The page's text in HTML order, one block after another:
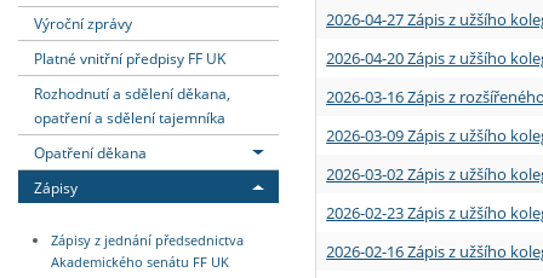
Absolventi fakulty
Vyjíždějící zaměstnanci
Výroční zprávy
Platné vnitřní předpisy FF UK
Rozhodnutí a sdělení děkana,
opatření a sdělení tajemníka
Opatření děkana
Zápisy
Zápisy z jednání předsednictva
Akademického senátu FF UK
2026-04-27 Zápis z užšího
2026-04-20 Zápis z užšího
2026-03-16 Zápis z
2026-03-09 Zápis z užšího
2026-03-02 Zápis z užšího
2026-02-23 Zápis z užšího
2026-02-16 Zápis z užšího